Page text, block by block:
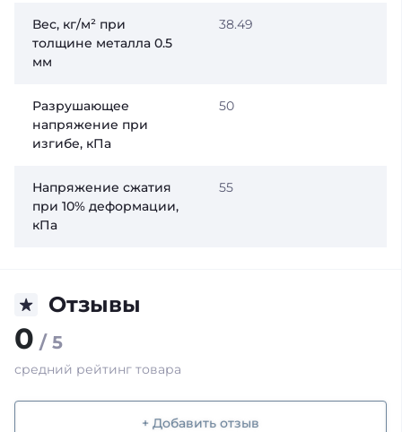
Вес, кг/м² при
толщине металла 0.5
мм
38.49
Разрушающее
напряжение при
изгибе, кПа
50
Напряжение сжатия
при 10% деформации,
кПа
55
Отзывы
0 / 5
средний рейтинг товара
+ Добавить отзыв